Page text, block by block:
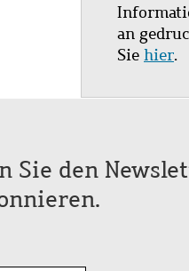
an
Sie hier.
Sie den